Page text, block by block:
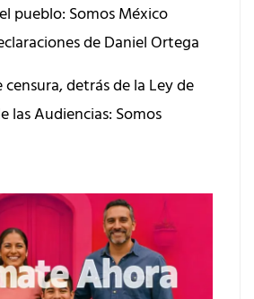
pueblo: Somos México
de Daniel Ortega
detrás de la Ley de
las Audiencias: Somos